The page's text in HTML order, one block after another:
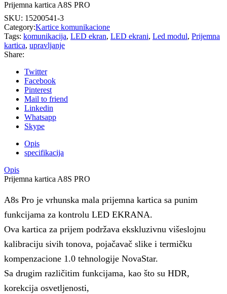
Prijemna kartica A8S PRO
SKU: 15200541-3
Category:Kartice komunikacione
Tags: komunikacija, LED ekran, LED ekrani, Led modul, Prijemna
kartica, upravljanje
Share:
Twitter
Facebook
Pinterest
Mail to friend
Linkedin
Whatsapp
Skype
Opis
specifikacija
Opis
Prijemna kartica A8S PRO
A8s Pro je vrhunska mala prijemna kartica sa punim
funkcijama za kontrolu LED EKRANA.
Ova kartica za prijem podržava ekskluzivnu višeslojnu
kalibraciju sivih tonova, pojačavač slike i termičku
kompenzacione 1.0 tehnologije NovaStar.
Sa drugim različitim funkcijama, kao što su HDR,
korekcija osvetljenosti,